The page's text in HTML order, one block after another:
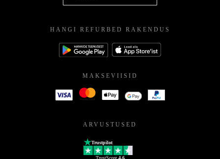
HANGI REFURBED RAKENDUS
MAKSEVIISID
ARVUSTUSED
Trustpilot
TrustScore 4.6